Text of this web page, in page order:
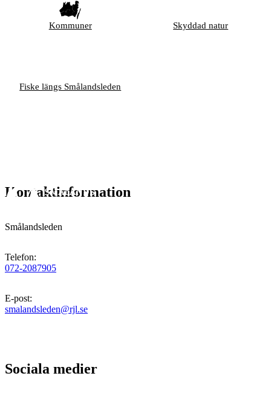
Kommuner Skyddad natur
Fiske längs Smålandsleden
Kontaktinformation
Smålandsleden
Telefon:
072-2087905
E-post:
smalandsleden@rjl.se
Sociala medier